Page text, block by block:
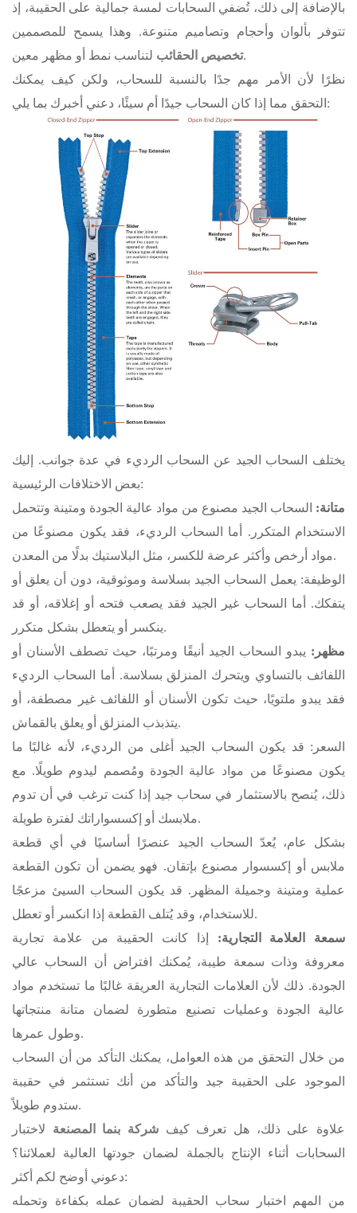
بالإضافة إلى ذلك، تُضفي السحابات لمسة جمالية على الحقيبة، إذ
تتوفر بألوان وأحجام وتصاميم متنوعة. وهذا يسمح للمصممين
تخصيص الحقائبلتناسب نمط أو مظهر معين.
نظرًا لأن الأمر مهم جدًا بالنسبة للسحاب، ولكن كيف يمكنك
التحقق مما إذا كان السحاب جيدًا أم سيئًا، دعني أخبرك بما يلي:
يختلف السحاب الجيد عن السحاب الرديء في عدة جوانب. إليك
بعض الاختلافات الرئيسية:
متانة: السحاب الجيد مصنوع من مواد عالية الجودة ومتينة وتتحمل
الاستخدام المتكرر. أما السحاب الرديء، فقد يكون مصنوعًا من
مواد أرخص وأكثر عرضة للكسر، مثل البلاستيك بدلًا من المعدن.
الوظيفة: يعمل السحاب الجيد بسلاسة وموثوقية، دون أن يعلق أو
يتفكك. أما السحاب غير الجيد فقد يصعب فتحه أو إغلاقه، أو قد
ينكسر أو يتعطل بشكل متكرر.
مظهر: يبدو السحاب الجيد أنيقًا ومرتبًا، حيث تصطف الأسنان أو
اللفائف بالتساوي ويتحرك المنزلق بسلاسة. أما السحاب الرديء
فقد يبدو ملتويًا، حيث تكون الأسنان أو اللفائف غير مصطفة، أو
يتذبذب المنزلق أو يعلق بالقماش.
السعر: قد يكون السحاب الجيد أغلى من الرديء، لأنه غالبًا ما
يكون مصنوعًا من مواد عالية الجودة ومُصمم ليدوم طويلًا. مع
ذلك، يُنصح بالاستثمار في سحاب جيد إذا كنت ترغب في أن تدوم
ملابسك أو إكسسواراتك لفترة طويلة.
بشكل عام، يُعدّ السحاب الجيد عنصرًا أساسيًا في أي قطعة
ملابس أو إكسسوار مصنوع بإتقان. فهو يضمن أن تكون القطعة
عملية ومتينة وجميلة المظهر. قد يكون السحاب السيئ مزعجًا
للاستخدام، وقد يُتلف القطعة إذا انكسر أو تعطل.
سمعة العلامة التجارية:
إذا كانت الحقيبة من علامة تجارية
معروفة وذات سمعة طيبة، يُمكنك افتراض أن السحاب عالي
الجودة. ذلك لأن العلامات التجارية العريقة غالبًا ما تستخدم مواد
عالية الجودة وعمليات تصنيع متطورة لضمان متانة منتجاتها
وطول عمرها.
من خلال التحقق من هذه العوامل، يمكنك التأكد من أن السحاب
الموجود على الحقيبة جيد والتأكد من أنك تستثمر في حقيبة
ستدوم طويلاً.
علاوة على ذلك، هل تعرف كيف شركة بنما المصنعة لاختبار
السحابات أثناء الإنتاج بالجملة لضمان جودتها العالية لعملائنا؟
دعوني أوضح لكم أكثر:
من المهم اختبار سحاب الحقيبة لضمان عمله بكفاءة وتحمله